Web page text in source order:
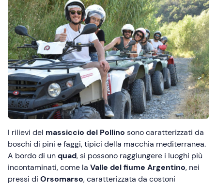
I rilievi del massiccio del Pollino sono caratterizzati da
boschi di pini e faggi, tipici della macchia mediterranea.
A bordo di unquad, si possono raggiungere i luoghi più
incontaminati, come la Valle del fiume Argentino, nei
pressi di Orsomarso, caratterizzata da costoni